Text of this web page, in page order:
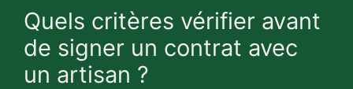
Quels critères vérifier avant
de signer un contrat avec
un artisan ?